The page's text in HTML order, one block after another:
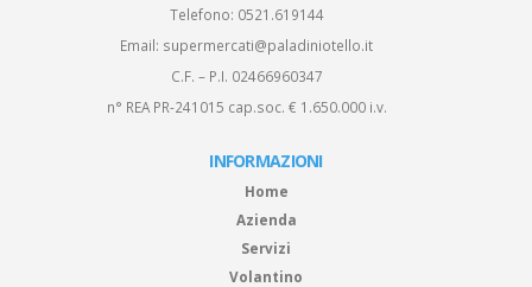
Telefono: 0521.619144
Email: supermercati@paladiniotello.it
C.F. – P.I. 02466960347
n° REA PR-241015 cap.soc. € 1.650.000 i.v.
INFORMAZIONI
Home
Azienda
Servizi
Volantino